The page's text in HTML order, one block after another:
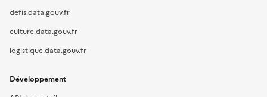
defis.data.gouv.fr
culture.data.gouv.fr
logistique.data.gouv.fr
Développement